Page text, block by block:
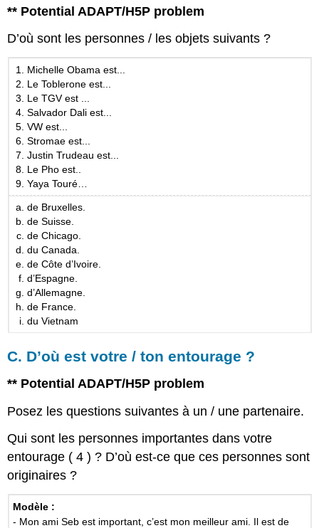
** Potential ADAPT/H5P problem
D’où sont les personnes / les objets suivants ?
Michelle Obama est...
Le Toblerone est...
Le TGV est ...
Salvador Dali est...
VW est...
Stromae est...
Justin Trudeau est...
Le Pho est..
Yaya Touré…
de Bruxelles.
de Suisse.
de Chicago.
du Canada.
de Côte d’Ivoire.
d’Espagne.
d’Allemagne.
de France.
du Vietnam
C. D’où est votre / ton entourage ?
** Potential ADAPT/H5P problem
Posez les questions suivantes à un / une partenaire.
Qui sont les personnes importantes dans votre
entourage ( 4 ) ? D’où est-ce que ces personnes sont
originaires ?
Modèle :
- Mon ami Seb est important, c’est mon meilleur ami. Il est de